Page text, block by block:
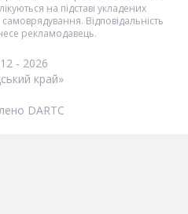
на підставі укладених
Відповідальність
рекламодавець.
- 2026
край»
DARTC